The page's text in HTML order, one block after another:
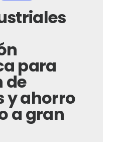
para
de
y ahorro
a gran